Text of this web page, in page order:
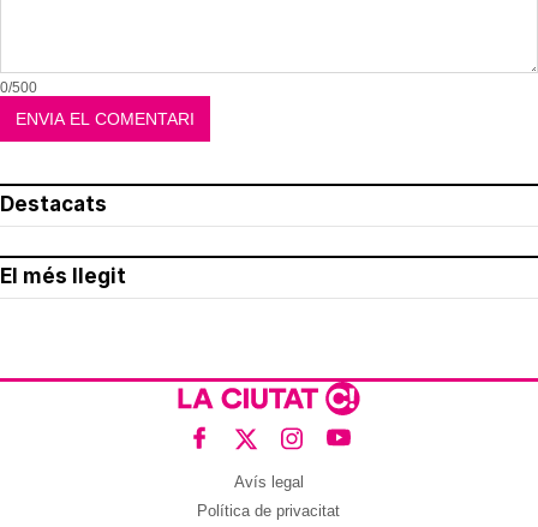
0/500
Destacats
El més llegit
Avís legal
Política de privacitat